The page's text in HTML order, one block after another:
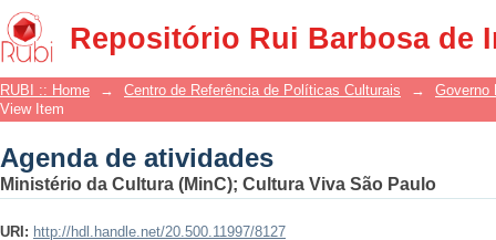
Repositório Rui Barbosa de
Agenda de atividades
RUBI :: Home → Centro de Referência de Políticas Culturais →
Governo
View Item
Agenda de atividades
Ministério da Cultura (MinC); Cultura Viva São Paulo
URI: http://hdl.handle.net/20.500.11997/8127